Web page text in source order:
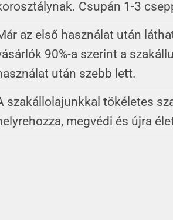
Csupán 1-3
az első használat után
90%-a szerint a
után szebb lett.
szakállolajunkkal tökéletes
megvédi és újra